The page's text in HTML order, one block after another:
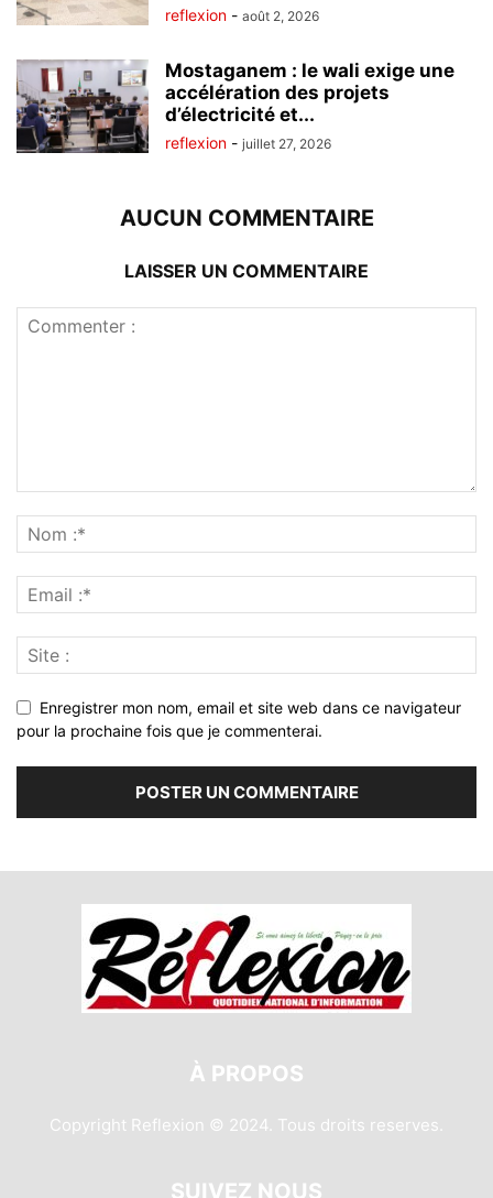
reflexion - août 2, 2026
Mostaganem : le wali exige une
accélération des projets
d’électricité et...
reflexion - juillet 27, 2026
AUCUN COMMENTAIRE
LAISSER UN COMMENTAIRE
Enregistrer mon nom, email et site web dans ce navigateur
pour la prochaine fois que je commenterai.
À PROPOS
Copyright Reflexion © 2024. Tous droits reserves.
SUIVEZ NOUS